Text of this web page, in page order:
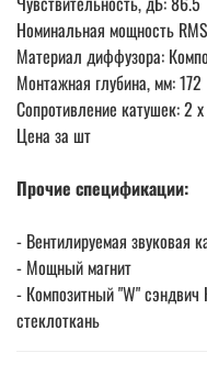
Номинальная мощность
Материал диффузора:
Монтажная глубина, мм: 172
Сопротивление катушек: 2
Цена за шт
Прочие спецификации:
- Вентилируемая звуковая
- Мощный магнит
- Композитный "W" сэндвич
стеклоткань